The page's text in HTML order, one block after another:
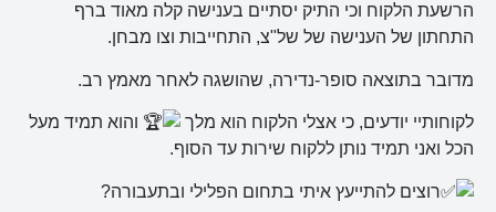
הרשעת הלקוח וכי התיק יסתיים בענישה קלה מאוד ברף
התחתון של הענישה של של"צ, התחייבות וצו מבחן.
מדובר בתוצאה סופר-נדירה, שהושגה לאחר מאמץ רב.
לקוחותיי יודעים, כי אצלי הלקוח הוא מלך
והוא תמיד מעל
הכל ואני תמיד נותן ללקוח שירות עד הסוף.
רוצים להתייעץ איתי בתחום הפלילי ובתעבורה?